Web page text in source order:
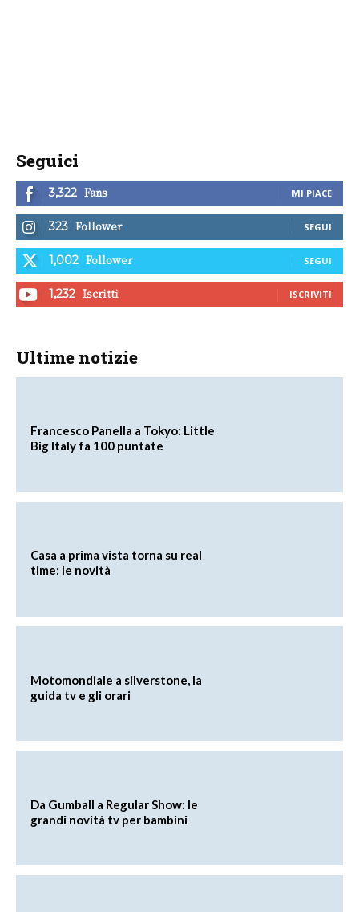
Seguici
3,322 Fans MI PIACE
323 Follower SEGUI
1,002 Follower SEGUI
1,232 Iscritti ISCRIVITI
Ultime notizie
Francesco Panella a Tokyo: Little
Big Italy fa 100 puntate
Casa a prima vista torna su real
time: le novità
Motomondiale a silverstone, la
guida tv e gli orari
Da Gumball a Regular Show: le
grandi novità tv per bambini